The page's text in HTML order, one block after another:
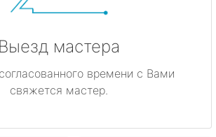
Выезд мастера
времени с Вами
свяжется мастер.